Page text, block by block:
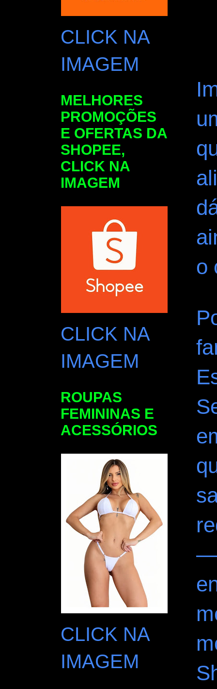
o
—
CLICK NA
IMAGEM
MELHORES
PROMOÇÕES
E OFERTAS DA
SHOPEE,
CLICK NA
IMAGEM
CLICK NA
IMAGEM
ROUPAS
FEMININAS E
ACESSÓRIOS
CLICK NA
IMAGEM